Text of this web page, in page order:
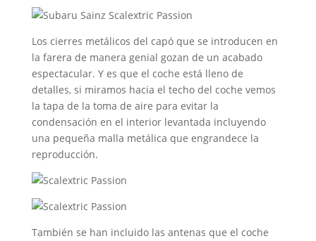
Los cierres metálicos del capó que se introducen en
la farera de manera genial gozan de un acabado
espectacular. Y es que el coche está lleno de
detalles, si miramos hacia el techo del coche vemos
la tapa de la toma de aire para evitar la
condensación en el interior levantada incluyendo
una pequeña malla metálica que engrandece la
reproducción.
También se han incluido las antenas que el coche